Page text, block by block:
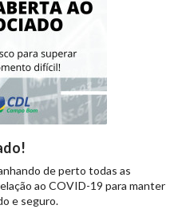
de perto todas as
ao COVID-19 para manter
e seguro.